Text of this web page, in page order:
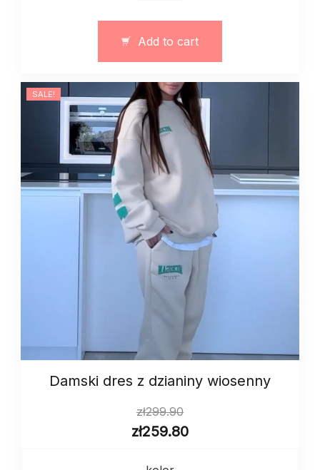
wiosenny
monkolor
quantity
Add to cart
SALE!
Damski dres z dzianiny wiosenny
zł299.90
zł259.80